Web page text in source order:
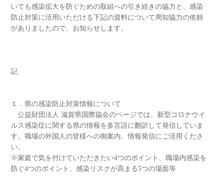
いても感染拡大を防ぐための取組への引き続きの協力と、感染
防止対策に活用いただける下記の資料について周知協力の依頼
がありましたので、お知らせします。
記
１．県の感染防止対策情報について
公益財団法人 滋賀県国際協会のページでは、新型コロナウイ
ルス感染症に関する県の情報を多言語に翻訳して発信していま
す。職場の外国人の皆様への御案内、情報発信にご活用くださ
い。
※家庭で気を付けていただきたい4つのポイント、職場内感染を
防ぐ4つのポイント、感染リスクが高まる5つの場面等